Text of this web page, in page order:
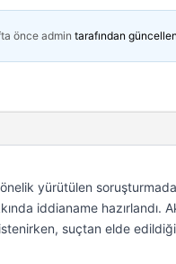
önce admin tarafından
yürütülen
iddianame hazırlandı.
suçtan elde